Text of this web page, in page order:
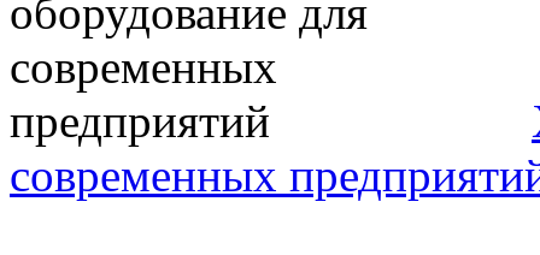
современных